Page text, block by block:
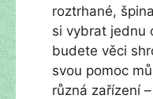
roztrhané,
si vybrat jednu
budete věci
svou pomoc
různá zařízení